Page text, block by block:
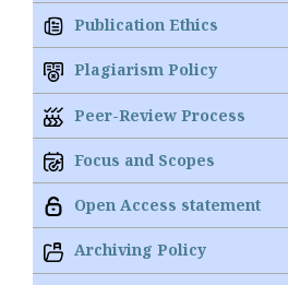
Publication Ethics
Plagiarism Policy
Peer-Review Process
Focus and Scopes
Open Access statement
Archiving Policy